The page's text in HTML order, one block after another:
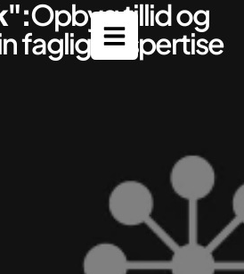
Opbyg tillid og
faglig ekspertise